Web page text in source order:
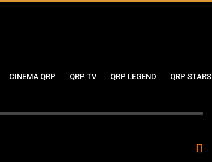
CINEMA QRP QRP TV QRP LEGEND QRP STARS